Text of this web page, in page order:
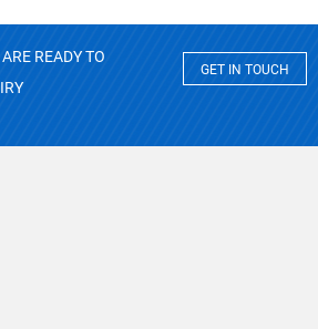
READY TO
GET IN TOUCH